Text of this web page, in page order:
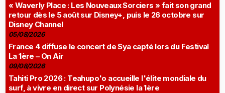
« Waverly Place : Les Nouveaux Sorciers » fait son grand
retour dès le 5 août sur Disney+, puis le 26 octobre sur
Disney Channel
05/08/2026
France 4 diffuse le concert de Sya capté lors du Festival
La 1ère – On Air
09/08/2026
Tahiti Pro 2026 : Teahupo'o accueille l'élite mondiale du
surf, à vivre en direct sur Polynésie la 1ère